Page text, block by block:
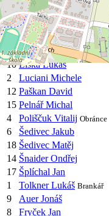
Dejmek Karel
3
Hibler Jan
Humpál David
21 Jaroš Jakub
10 Liška Lukáš
2
Luciani Michele
12 Paškan David
15 Pelnář Michal
4
Poliščuk Vitalij Obránce
6
Šedivec Jakub
18 Šedivec Matěj
14 Šnaider Ondřej
17 Šplíchal Jan
1
Tolkner Lukáš Brankář
9
Auer Jonáš
8
Fryček Jan